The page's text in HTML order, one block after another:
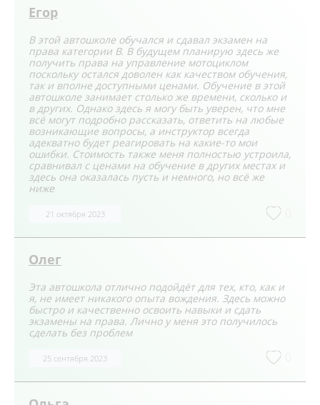
Егор
В этой автошколе обучался и сдавал экзамен на
права категории В. В будущем планирую здесь же
получить права на управление мотоциклом
поскольку остался доволен как качеством обучения,
так и вполне доступными ценами. Обучение в этой
автошколе занимает столько же времени, сколько и
в других. Однако здесь я могу быть уверен, что мне
всё могут подробно рассказать, ответить на любые
возникающие вопросы, а инструктор всегда
адекватно будет реагировать на какие-то мои
ошибки. Стоимость также меня полностью устроила,
сравнивал с ценами на обучение в других местах и
здесь она оказалась пусть и немного, но всё же
ниже
21 октября 2023
Олег
Эта автошкола отлично подойдёт для тех, кто, как и
я, не имеет никакого опыта вождения. Здесь можно
быстро и качественно освоить навыки и сдать
экзамены на права. Лично у меня это получилось
сделать без проблем
25 сентября 2023